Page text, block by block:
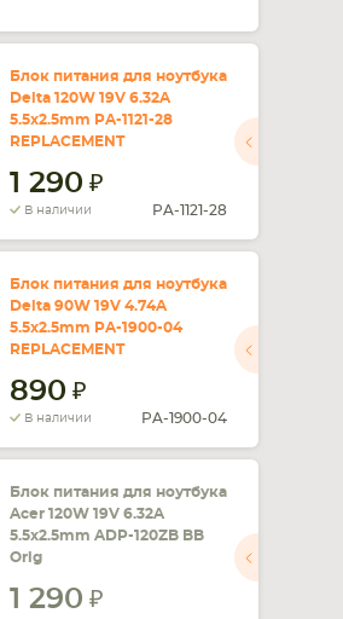
Блок питания для ноутбука
Delta 120W 19V 6.32A
5.5x2.5mm PA-1121-28
REPLACEMENT
1 290
В наличии PA-1121-28
Блок питания для ноутбука
Delta 90W 19V 4.74A
5.5x2.5mm PA-1900-04
REPLACEMENT
890
В наличии PA-1900-04
Блок питания для ноутбука
Acer 120W 19V 6.32A
5.5x2.5mm ADP-120ZB BB
Orig
1 290